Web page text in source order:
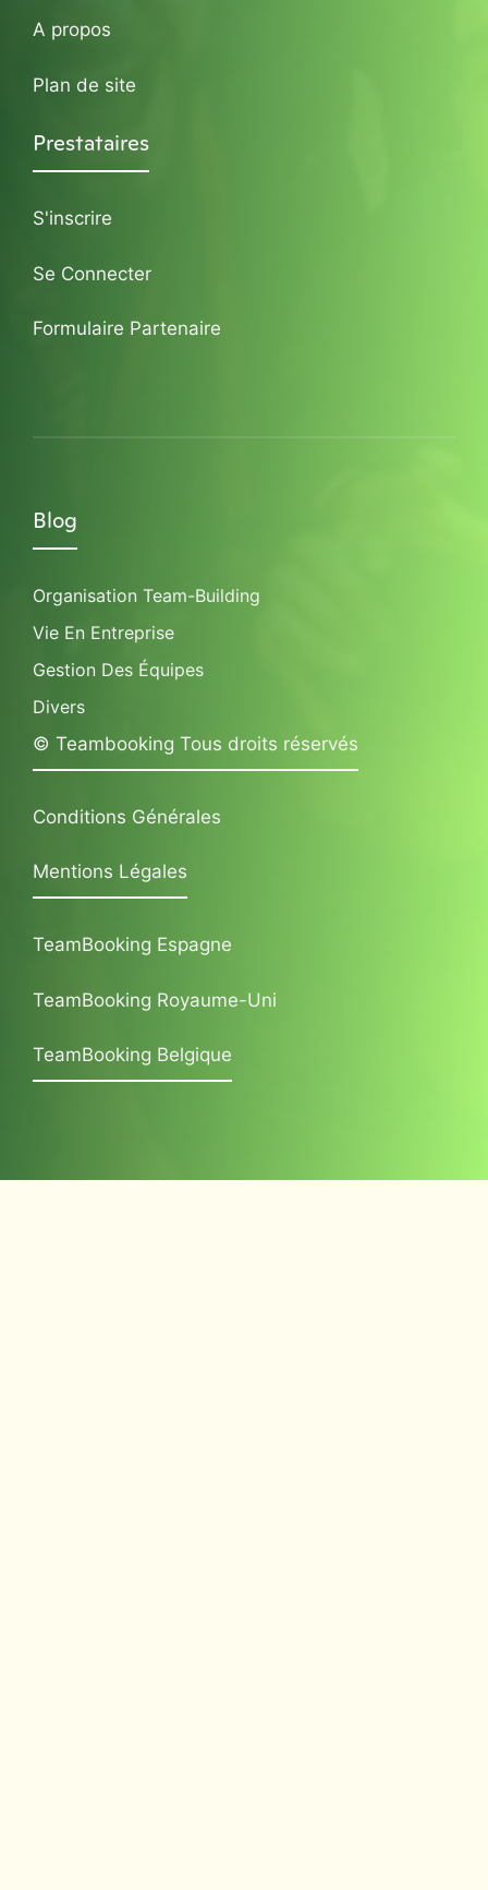
A propos
Plan de site
Prestataires
S'inscrire
Se Connecter
Formulaire Partenaire
Blog
Organisation Team-Building
Vie En Entreprise
Gestion Des Équipes
Divers
© Teambooking Tous droits réservés
Conditions Générales
Mentions Légales
TeamBooking Espagne
TeamBooking Royaume-Uni
TeamBooking Belgique